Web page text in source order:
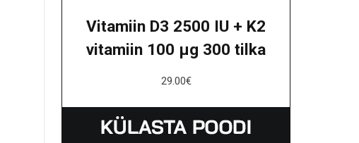
Vitamiin D3 2500 IU + K2
vitamiin 100 μg 300 tilka
29.00€